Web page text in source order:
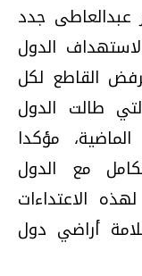
عبدالعاطى جدد
الدول
القاطع لكل
طالت الدول
مؤكدا
مع الدول
الاعتداءات
أراضي دول